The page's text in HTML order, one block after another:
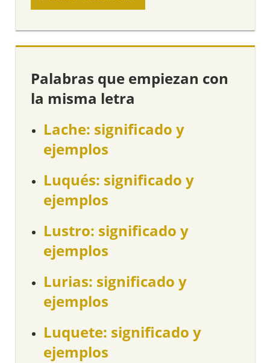
Palabras que empiezan con
la misma letra
Lache: significado y
ejemplos
Luqués: significado y
ejemplos
Lustro: significado y
ejemplos
Lurias: significado y
ejemplos
Luquete: significado y
ejemplos